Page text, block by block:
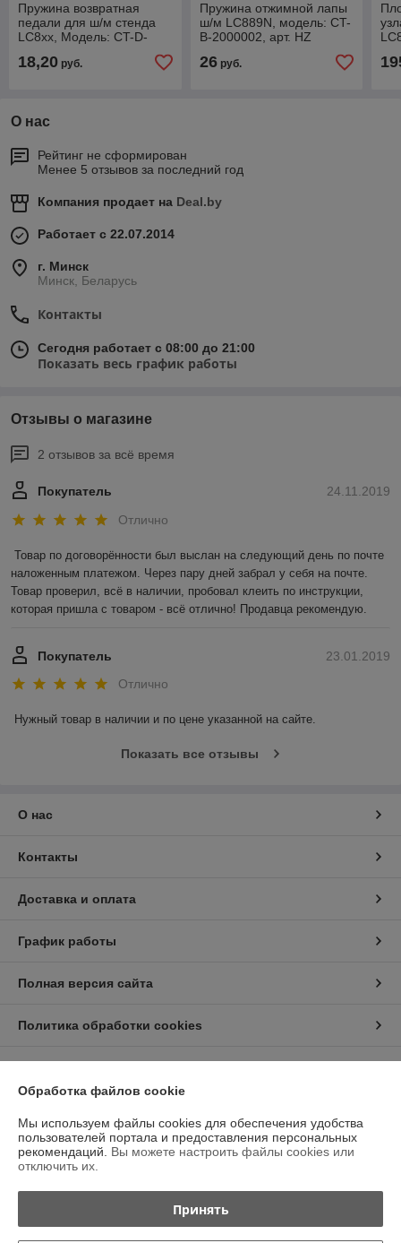
Пружина возвратная
педали для ш/м стенда
LC8xx, Модель: CT-D-
18,20 руб.
Пружина отжимной лапы
ш/м LC889N, модель: CT-
B-2000002, арт. HZ
26руб.
О нас
Рейтинг не сформирован
Менее 5 отзывов за последний год
Компания продает на Deal.by
Работает с 22.07.2014
г. Минск
Минск, Беларусь
Контакты
Сегодня работает с 08:00 до 21:00
Показать весь график работы
Отзывы о магазине
2 отзывов за всё время
24.11.2019
Покупатель
Отлично
Товар по договорённости был выслан на следующий день по почте
наложенным платежом. Через пару дней забрал у себя на почте.
Товар проверил, всё в наличии, пробовал клеить по инструкции,
которая пришла с товаром - всё отлично! Продавца рекомендую.
23.01.2019
Покупатель
Отлично
Нужный товар в наличии и по цене указанной на сайте.
Показать все отзывы
О нас
Контакты
Доставка и оплата
График работы
Полная версия сайта
Политика обработки cookies
Информация для покупателя
Юридическое лицо:Общество с ограниченной ответственностью
“Трейдхаб”
д.11А, пом.4
Регистрационный номер ЕГР: 693326908
Обработка файлов cookie
Мы используем файлы cookies для обеспечения удобства
пользователей портала и предоставления персональных
рекомендаций. Вы можете настроить файлы cookies или
отключить их.
Принять